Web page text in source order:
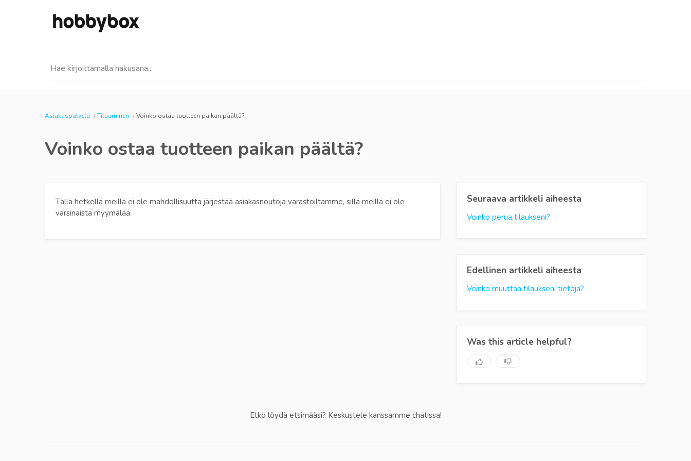
Hae kirjoittamalla hakusana...
Asiakaspalvelu Tilaaminen Voinko ostaa tuotteen paikan päältä?
Voinko ostaa tuotteen paikan päältä?
Tällä hetkellä meillä ei ole mahdollisuutta järjestää asiakasnoutoja varastoiltamme, sillä meillä ei ole
varsinaista myymälää.
Seuraava artikkeli aiheesta
Voinko perua tilaukseni?
Edellinen artikkeli aiheesta
Voinko muuttaa tilaukseni tietoja?
Was this article helpful?
Etkö löydä etsimääsi? Keskustele kanssamme chatissa!